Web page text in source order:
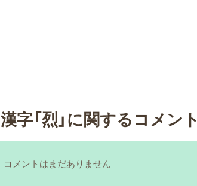
漢字「烈」に関するコメント
コメントはまだありません